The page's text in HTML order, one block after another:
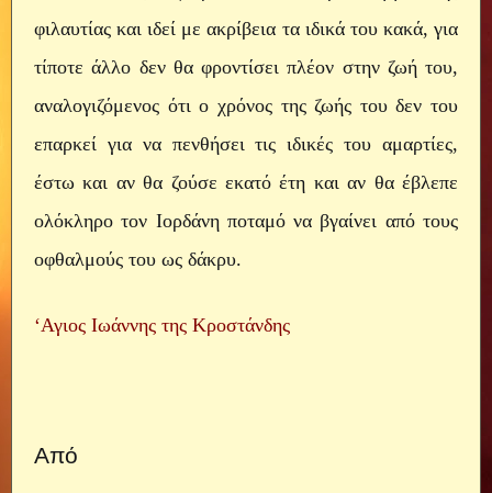
φιλαυτίας και ιδεί με ακρίβεια τα ιδικά του κακά, για
τίποτε άλλο δεν θα φροντίσει πλέον στην ζωή του,
αναλογιζόμενος ότι ο χρόνος της ζωής του δεν του
επαρκεί για να πενθήσει τις ιδικές του αμαρτίες,
έστω και αν θα ζούσε εκατό έτη και αν θα έβλεπε
ολόκληρο τον Ιορδάνη ποταμό να βγαίνει από τους
οφθαλμούς του ως δάκρυ.
‘Αγιος Ιωάννης της Κροστάνδης
Από